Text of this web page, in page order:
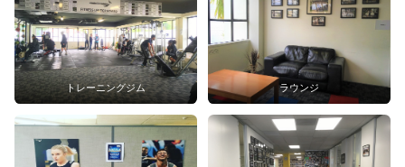
トレーニングジム ラウンジ